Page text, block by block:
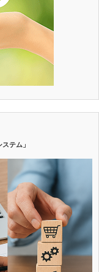
テム」